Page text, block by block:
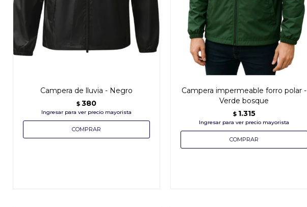
Campera de lluvia - Negro
$ 380
Campera impermeable forro polar -
Verde bosque
$ 1.315